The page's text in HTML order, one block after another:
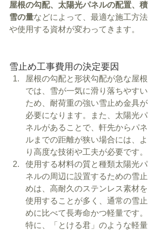
屋根の勾配、太陽光パネルの配置、積
雪の量などによって、最適な施工方法
や使用する資材が変わってきます。
雪止め工事費用の決定要因
屋根の勾配と形状勾配が急な屋根
では、雪が一気に滑り落ちやすい
ため、耐荷重の強い雪止め金具が
必要になります。また、太陽光パ
ネルがあることで、軒先からパネ
ルまでの距離が狭い場合には、よ
り高度な技術や工夫が必要です。
使用する材料の質と種類太陽光パ
ネルの周辺に設置するための雪止
めは、高耐久のステンレス素材を
使用することが多く、通常の雪止
めに比べて長寿命かつ軽量です。
特に、「とける君」のような軽量